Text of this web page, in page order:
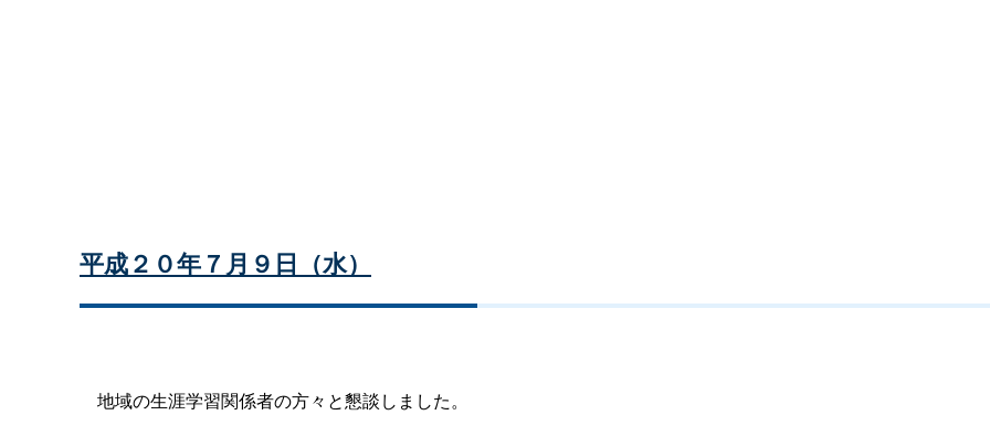
平成２０年７月９日（水）
地域の生涯学習関係者の方々と懇談しました。